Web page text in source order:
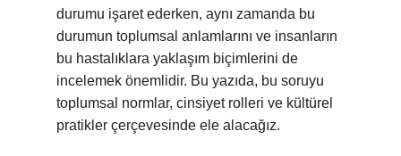
durumu işaret ederken, aynı zamanda bu
durumun toplumsal anlamlarını ve insanların
bu hastalıklara yaklaşım biçimlerini de
incelemek önemlidir. Bu yazıda, bu soruyu
toplumsal normlar, cinsiyet rolleri ve kültürel
pratikler çerçevesinde ele alacağız.